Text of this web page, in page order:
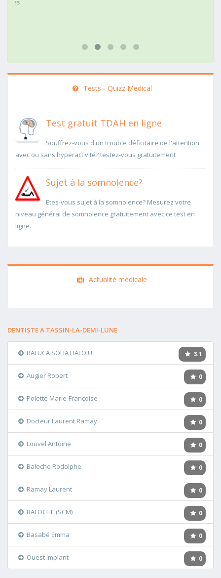
Tests - Quizz Medical
Test gratuit TDAH en ligne
Souffrez-vous d'un trouble déficitaire de l'attention
avec ou sans hyperactivité? testez-vous gratuitement
Sujet à la somnolence?
Etes-vous sujet à la somnolence? Mesurez votre
niveau général de somnolence gratuitement avec ce test en
ligne.
Actualité médicale
DENTISTE A TASSIN-LA-DEMI-LUNE
3.1
RALUCA SOFIA HALOIU
0
Augier Robert
0
Polette Marie-Françoise
0
Docteur Laurent Ramay
0
Louvel Antoine
0
Baloche Rodolphe
0
Ramay Laurent
0
BALOCHE (SCM)
0
Basabé Emma
0
Ouest Implant